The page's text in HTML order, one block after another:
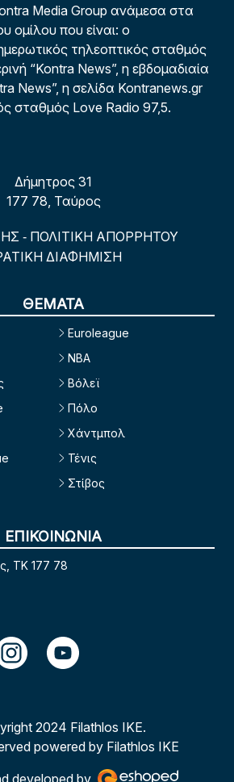
Media Group ανάμεσα στα
ομίλου που είναι: ο
τηλεοπτικός σταθμός
“Kontra News”, η εβδομαδιαία
News”, η σελίδα Kontranews.gr
σταθμός Love Radio 97,5.
Δήμητρος 31
177 78, Ταύρος
- ΠΟΛΙΤΙΚΗ ΑΠΟΡΡΗΤΟΥ
ΔΙΑΦΗΜΙΣΗ
ΘΕΜΑΤΑ
Euroleague
NBA
Βόλεϊ
Πόλο
Χάντμπολ
Τένις
Στίβος
ΕΠΙΚΟΙΝΩΝΙΑ
TK 177 78
2024 Filathlos ΙΚΕ.
powered by Filathlos ΙΚΕ
developed by